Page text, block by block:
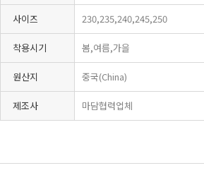
사이즈 230,235,240,245,250
착용시기 봄,여름,가을
원산지 중국(China)
제조사 마담협력업체